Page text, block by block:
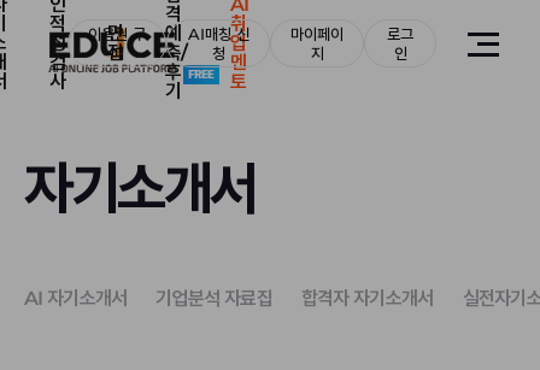
적
성
검
사
면
접
격
예
측/
후
기
취
업
멘
토
이용권 구
매
AI매칭 신
청
마이페이
지
로그
인
자기소개서
AI 자기소개서 기업분석 자료집 합격자 자기소개서 실전자기